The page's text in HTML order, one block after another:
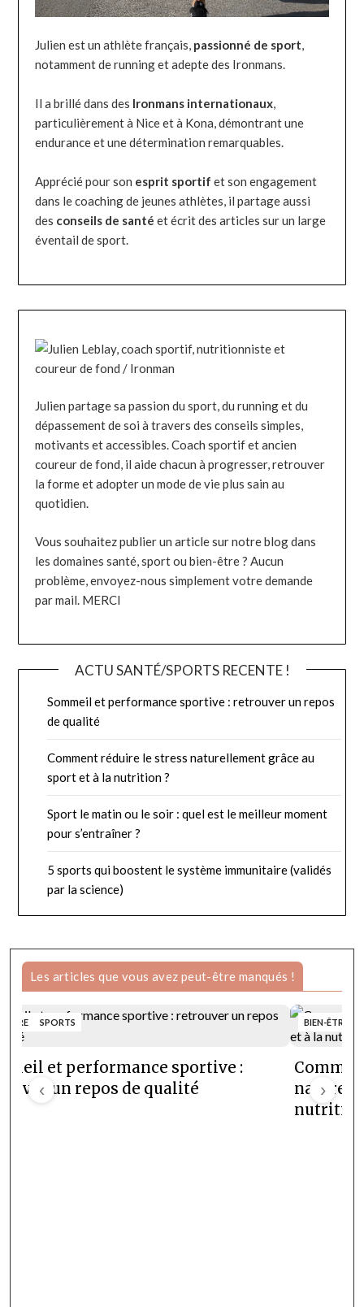
Julien est un athlète français, passionné de sport,
notamment de running et adepte des Ironmans.
Il a brillé dans des Ironmans internationaux,
particulièrement à Nice et à Kona, démontrant une
endurance et une détermination remarquables.
Apprécié pour son esprit sportifet son engagement
dans le coaching de jeunes athlètes, il partage aussi
des conseils de santéet écrit des articles sur un large
éventail de sport.
Julien partage sa passion du sport, du running et du
dépassement de soi à travers des conseils simples,
motivants et accessibles. Coach sportif et ancien
coureur de fond, il aide chacun à progresser, retrouver
la forme et adopter un mode de vie plus sain au
quotidien.
Vous souhaitez publier un article sur notre blog dans
les domaines santé, sport ou bien-être ? Aucun
problème, envoyez-nous simplement votre demande
par mail. MERCI
ACTU SANTÉ/SPORTS RECENTE !
Sommeil et performance sportive : retrouver un repos
de qualité
Comment réduire le stress naturellement grâce au
sport et à la nutrition ?
Sport le matin ou le soir : quel est le meilleur moment
pour s’entraîner ?
5 sports qui boostent le système immunitaire (validés
par la science)
Les articles que vous avez peut-être manqués !
‹
ÊTRE SPORTS
et performance sportive :
un repos de qualité
BIEN-ÊTRE
›